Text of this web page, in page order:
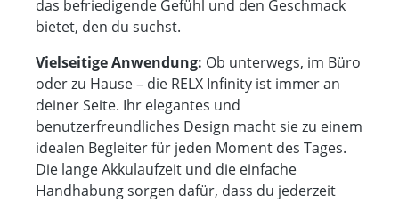
das befriedigende Gefühl und den Geschmack
bietet, den du suchst.
Vielseitige Anwendung: Ob unterwegs, im Büro
oder zu Hause – die RELX Infinity ist immer an
deiner Seite. Ihr elegantes und
benutzerfreundliches Design macht sie zu einem
idealen Begleiter für jeden Moment des Tages.
Die lange Akkulaufzeit und die einfache
Handhabung sorgen dafür, dass du jederzeit